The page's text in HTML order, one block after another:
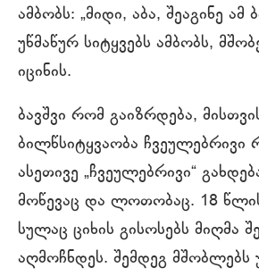
ამბობს: „მიდი, აბა, შეაგინე ამ
უწმაწურ სიტყვებს ამბობს,
იცინის.
ბავშვი რომ გაიზრდება,
ბილწსიტყვაობა ჩვეულებრივი
ასეთივე „ჩვეულებრივი“
მოწევაც და ლოთობაც. 18 წლის
სულაც ციხის გისოსებს მიღმა
აღმოჩნდეს. შემდეგ მშობლებს